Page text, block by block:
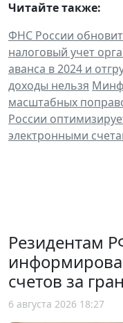
Читайте также:
ФНС России
налоговый учет
аванса в 2024 и
доходы нельзя
масштабных
России
электронными
Резидентам
счетов за
6 августа 2026 18:27